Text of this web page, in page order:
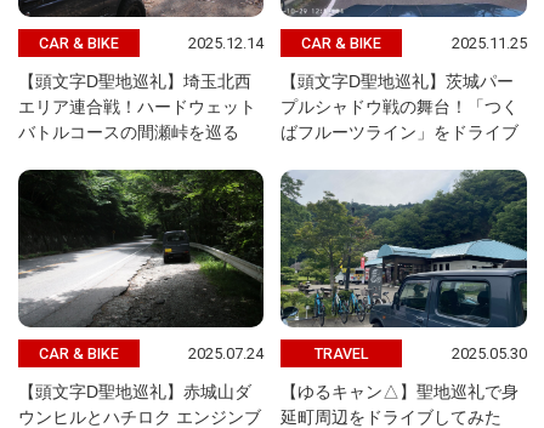
CAR & BIKE 2025.12.14
【頭文字D聖地巡礼】埼玉北西
エリア連合戦！ハードウェット
バトルコースの間瀬峠を巡る
CAR & BIKE 2025.11.25
【頭文字D聖地巡礼】茨城パー
プルシャドウ戦の舞台！「つく
ばフルーツライン」をドライブ
CAR & BIKE 2025.07.24
【頭文字D聖地巡礼】赤城山ダ
ウンヒルとハチロク エンジンブ
TRAVEL 2025.05.30
【ゆるキャン△】聖地巡礼で身
延町周辺をドライブしてみた